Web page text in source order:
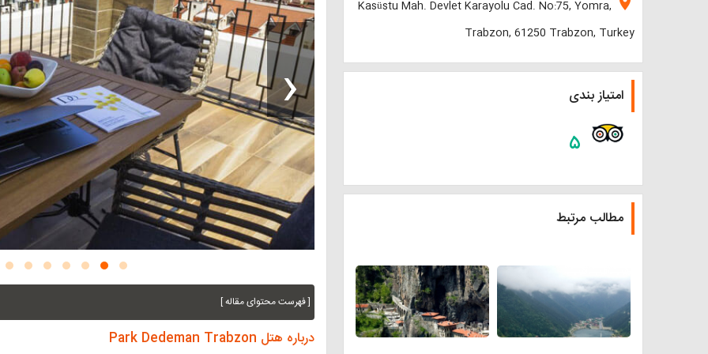
‹
[ فهرست محتوای مقاله ]
درباره هتل Park Dedeman Trabzon
Kasüstu Mah. Devlet Karayolu Cad. No:75, Yomra,
Trabzon, 61250 Trabzon, Turkey
امتیاز بندی
۵
مطالب مرتبط